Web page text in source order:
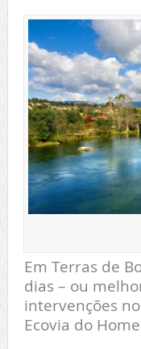
Em Terras de
dias – ou
intervenções
Ecovia do